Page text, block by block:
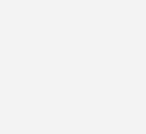
effizienten Einstieg in die mb